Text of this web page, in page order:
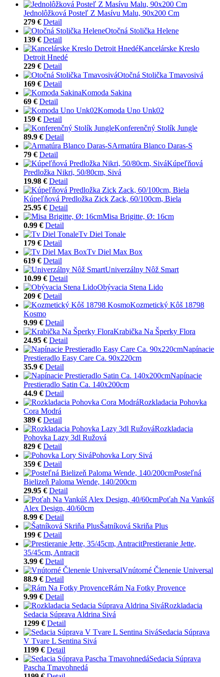
Jednolôžková Posteľ Z Masívu Malu, 90x200 Cm
279 € Detail
Otočná Stolička Helene
139 € Detail
Kancelárske Kreslo
Detroit Hnedé
229 € Detail
Otočná Stolička Tmavosivá
169 € Detail
Komoda Sakina
69 € Detail
Komoda Uno Unk02
159 € Detail
Konferenčný Stolík Jungle
89.9 € Detail
Armatúra Blanco Daras-S
79 € Detail
Kúpeľňová
Predložka Nikri, 50/80cm, Sivá
19.98 € Detail
Kúpeľňová Predložka Zick Zack, 60/100cm, Biela
25.95 € Detail
Misa Brigitte, Ø: 16cm
0.99 € Detail
Tv Diel Tonale
179 € Detail
Tv Diel Max Box
619 € Detail
Univerzálny Nôž Smart
10.99 € Detail
Obývacia Stena Lido
209 € Detail
Kozmetický Kôš 18798
Kosmo
9.99 € Detail
Krabička Na Šperky Flora
24.95 € Detail
Napínacie
Prestieradlo Easy Care Ca. 90x220cm
35.9 € Detail
Napínacie
Prestieradlo Satin Ca. 140x200cm
44.9 € Detail
Rozkladacia Pohovka
Cora Modrá
389 € Detail
Rozkladacia
Pohovka Lazy 3dl Ružová
829 € Detail
Pohovka Lory Sivá
359 € Detail
Posteľná
Bielizeň Paloma Wende, 140/200cm
29.95 € Detail
Poťah Na Vankúš
Alex Design, 40/60cm
8.99 € Detail
Šatníková Skriňa Plus
199 € Detail
Prestieranie Jette,
35/45cm, Antracit
3.99 € Detail
Vnútorné Členenie Universal
88.9 € Detail
Rám Na Fotky Provence
9.99 € Detail
Rozkladacia
Sedacia Súprava Aldrina Sivá
1299 € Detail
Sedacia Súprava
V Tvare L Sentina Sivá
1199 € Detail
Sedacia Súprava
Pascha Tmavohnedá